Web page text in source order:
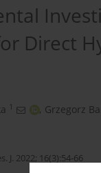
Direct
1 , Grzegorz
J. 2022; 16(3):54-66